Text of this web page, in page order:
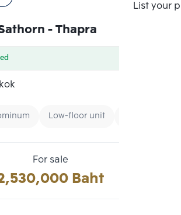
List your
- Thapra
Low-floor unit
For sale
Baht